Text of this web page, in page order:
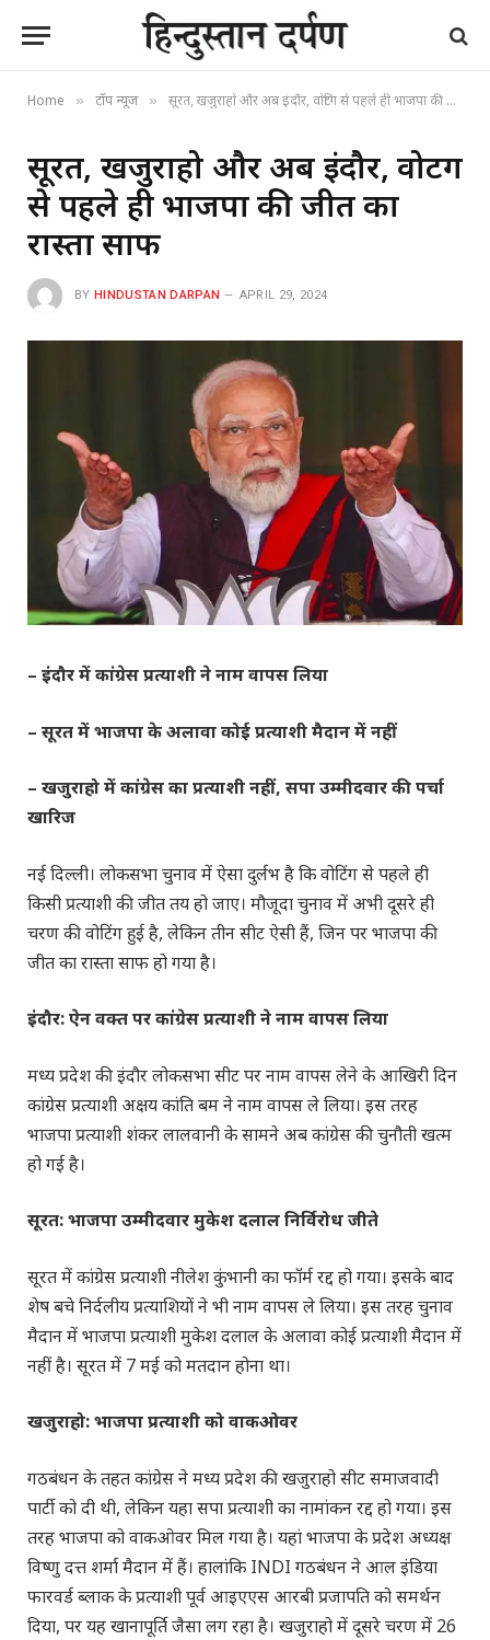
Home » टॉप न्यूज » सूरत, खजुराहो और अब इंदौर, वोटिंग से पहले ही भाजपा की जीत का रास्ता साफ
सूरत, खजुराहो और अब इंदौर, वोटिंग
से पहले ही भाजपा की जीत का
रास्ता साफ
BY HINDUSTAN DARPAN APRIL 29, 2024
– इंदौर में कांग्रेस प्रत्याशी ने नाम वापस लिया
– सूरत में भाजपा के अलावा कोई प्रत्याशी मैदान में नहीं
– खजुराहो में कांग्रेस का प्रत्याशी नहीं, सपा उम्मीदवार की पर्चा
खारिज
नई दिल्ली। लोकसभा चुनाव में ऐसा दुर्लभ है कि वोटिंग से पहले ही
किसी प्रत्याशी की जीत तय हो जाए। मौजूदा चुनाव में अभी दूसरे ही
चरण की वोटिंग हुई है, लेकिन तीन सीट ऐसी हैं, जिन पर भाजपा की
जीत का रास्ता साफ हो गया है।
इंदौर: ऐन वक्त पर कांग्रेस प्रत्याशी ने नाम वापस लिया
मध्य प्रदेश की इंदौर लोकसभा सीट पर नाम वापस लेने के आखिरी दिन
कांग्रेस प्रत्याशी अक्षय कांति बम ने नाम वापस ले लिया। इस तरह
भाजपा प्रत्याशी शंकर लालवानी के सामने अब कांग्रेस की चुनौती खत्म
हो गई है।
सूरत: भाजपा उम्मीदवार मुकेश दलाल निर्विरोध जीते
सूरत में कांग्रेस प्रत्याशी नीलेश कुंभानी का फॉर्म रद्द हो गया। इसके बाद
शेष बचे निर्दलीय प्रत्याशियों ने भी नाम वापस ले लिया। इस तरह चुनाव
मैदान में भाजपा प्रत्याशी मुकेश दलाल के अलावा कोई प्रत्याशी मैदान में
नहीं है। सूरत में 7 मई को मतदान होना था।
खजुराहो: भाजपा प्रत्याशी को वाकओवर
गठबंधन के तहत कांग्रेस ने मध्य प्रदेश की खजुराहो सीट समाजवादी
पार्टी को दी थी, लेकिन यहा सपा प्रत्याशी का नामांकन रद्द हो गया। इस
तरह भाजपा को वाकओवर मिल गया है। यहां भाजपा के प्रदेश अध्यक्ष
विष्णु दत्त शर्मा मैदान में हैं। हालांकि INDI गठबंधन ने आल इंडिया
फारवर्ड ब्लाक के प्रत्याशी पूर्व आइएएस आरबी प्रजापति को समर्थन
दिया, पर यह खानापूर्ति जैसा लग रहा है। खजुराहो में दूसरे चरण में 26